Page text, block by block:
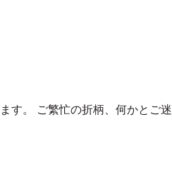
す。 ご繁忙の折柄、何かとご迷